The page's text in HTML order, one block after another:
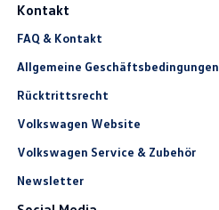
Kontakt
FAQ & Kontakt
Allgemeine Geschäftsbedingungen
Rücktrittsrecht
Volkswagen Website
Volkswagen Service & Zubehör
Newsletter